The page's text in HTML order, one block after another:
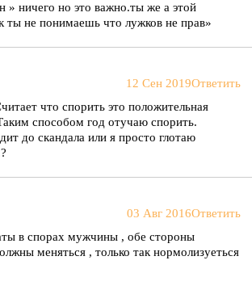
» ничего но это важно.ты же а этой
ты не понимаешь что лужков не прав»
12 Сен 2019Ответить
что спорить это положительная
способом год отучаю спорить.
до скандала или я просто глотаю
03 Авг 2016Ответить
в спорах мужчины , обе стороны
меняться , только так нормолизуеться